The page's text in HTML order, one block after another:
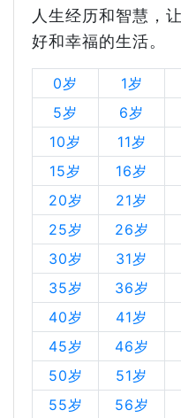
人生经历和智慧，
好和幸福的生活。
0岁 1岁
5岁
6岁
10岁
11岁
15岁
16岁
20岁
21岁
25岁
26岁
30岁
31岁
35岁
36岁
40岁
41岁
45岁
46岁
50岁
51岁
55岁
56岁